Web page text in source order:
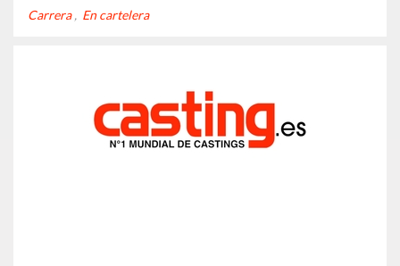
ayudarte. Descubre a continuación sus 5 mantras para
Carrera En cartelera